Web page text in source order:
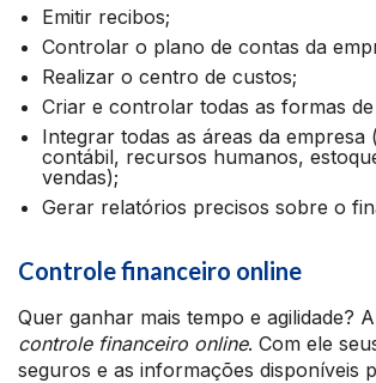
Emitir recibos;
Controlar o plano de contas da
Realizar o centro de custos;
Criar e controlar todas as formas
Integrar todas as áreas da empresa
contábil, recursos humanos,
vendas);
Gerar relatórios precisos sobre o
Controle financeiro online
Quer ganhar mais tempo e agilidade?
controle financeiro online. Com ele
seguros e as informações disponíveis